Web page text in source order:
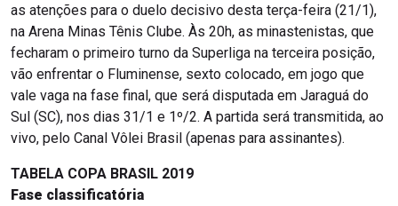
as atenções para o duelo decisivo desta terça-feira (21/1),
na Arena Minas Tênis Clube. Às 20h, as minastenistas, que
fecharam o primeiro turno da Superliga na terceira posição,
vão enfrentar o Fluminense, sexto colocado, em jogo que
vale vaga na fase final, que será disputada em Jaraguá do
Sul (SC), nos dias 31/1 e 1º/2. A partida será transmitida, ao
vivo, pelo Canal Vôlei Brasil (apenas para assinantes).
TABELA COPA BRASIL 2019
Fase classificatória